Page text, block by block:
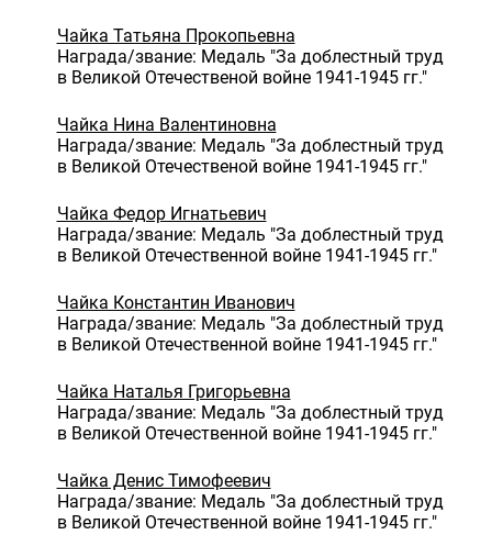
Чайка Татьяна Прокопьевна
Награда/звание: Медаль "За доблестный труд
в Великой Отечественой войне 1941-1945 гг."
Чайка Нина Валентиновна
Награда/звание: Медаль "За доблестный труд
в Великой Отечественой войне 1941-1945 гг."
Чайка Федор Игнатьевич
Награда/звание: Медаль "За доблестный труд
в Великой Отечественной войне 1941-1945 гг."
Чайка Константин Иванович
Награда/звание: Медаль "За доблестный труд
в Великой Отечественной войне 1941-1945 гг."
Чайка Наталья Григорьевна
Награда/звание: Медаль "За доблестный труд
в Великой Отечественной войне 1941-1945 гг."
Чайка Денис Тимофеевич
Награда/звание: Медаль "За доблестный труд
в Великой Отечественной войне 1941-1945 гг."